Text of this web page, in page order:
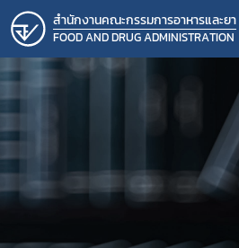
สำนักงานคณะกรรมการอาหารและยา
FOOD AND DRUG ADMINISTRATION